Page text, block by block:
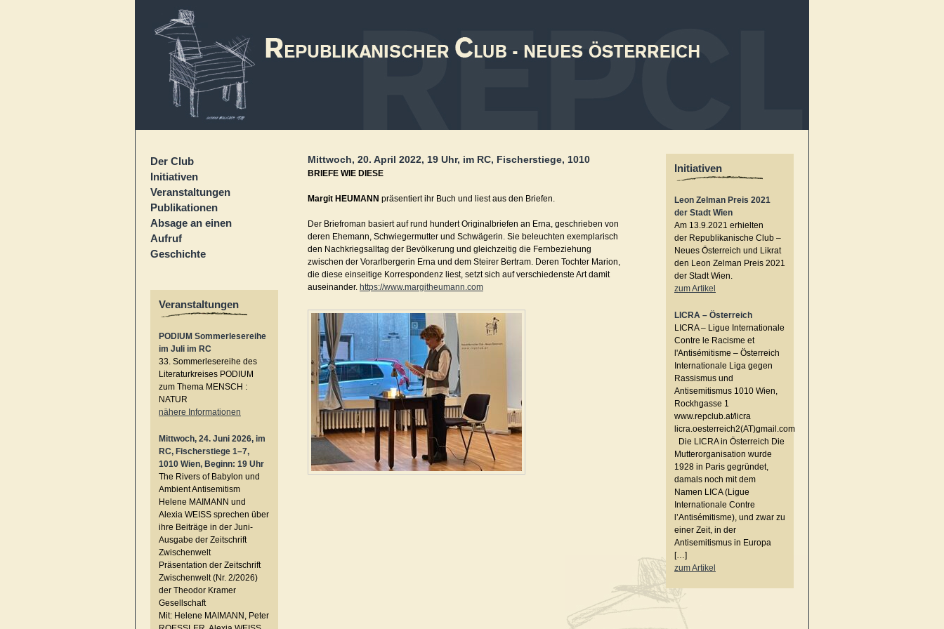
Der Club
Initiativen
Veranstaltungen
Publikationen
Absage an einen
Aufruf
Geschichte
Veranstaltungen
PODIUM Sommerlesereihe
im Juli im RC
33. Sommerlesereihe des
Literaturkreises PODIUM
zum Thema MENSCH :
NATUR
nähere Informationen
Mittwoch, 24. Juni 2026, im
RC, Fischerstiege 1–7,
1010 Wien, Beginn: 19 Uhr
The Rivers of Babylon und
Ambient Antisemitism
Helene MAIMANN und
Alexia WEISS sprechen über
ihre Beiträge in der Juni-
Ausgabe der Zeitschrift
Zwischenwelt
Präsentation der Zeitschrift
Zwischenwelt (Nr. 2/2026)
der Theodor Kramer
Gesellschaft
Mit: Helene MAIMANN, Peter
Mittwoch, 20. April 2022, 19 Uhr, im RC, Fischerstiege, 1010
BRIEFE WIE DIESE
Margit HEUMANN präsentiert ihr Buch und liest aus den Briefen.
Der Briefroman basiert auf rund hundert Originalbriefen an Erna, geschrieben von
deren Ehemann, Schwiegermutter und Schwägerin. Sie beleuchten exemplarisch
den Nachkriegsalltag der Bevölkerung und gleichzeitig die Fernbeziehung
zwischen der Vorarlbergerin Erna und dem Steirer Bertram. Deren Tochter Marion,
die diese einseitige Korrespondenz liest, setzt sich auf verschiedenste Art damit
auseinander. https://www.margitheumann.com
Initiativen
Leon Zelman Preis 2021
der Stadt Wien
Am 13.9.2021 erhielten
der Republikanische Club –
Neues Österreich und Likrat
den Leon Zelman Preis 2021
der Stadt Wien.
zum Artikel
LICRA – Österreich
LICRA – Ligue Internationale
Contre le Racisme et
l'Antisémitisme – Österreich
Internationale Liga gegen
Rassismus und
Antisemitismus 1010 Wien,
Rockhgasse 1
www.repclub.at/licra
licra.oesterreich2(AT)gmail.com
Die LICRA in Österreich Die
Mutterorganisation wurde
1928 in Paris gegründet,
damals noch mit dem
Namen LICA (Ligue
Internationale Contre
l’Antisémitisme), und zwar zu
einer Zeit, in der
Antisemitismus in Europa
[…]
zum Artikel